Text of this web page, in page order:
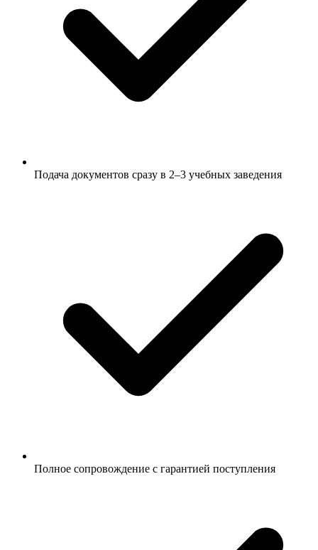
Подача документов сразу в 2–3 учебных заведения
Полное сопровождение с гарантией поступления